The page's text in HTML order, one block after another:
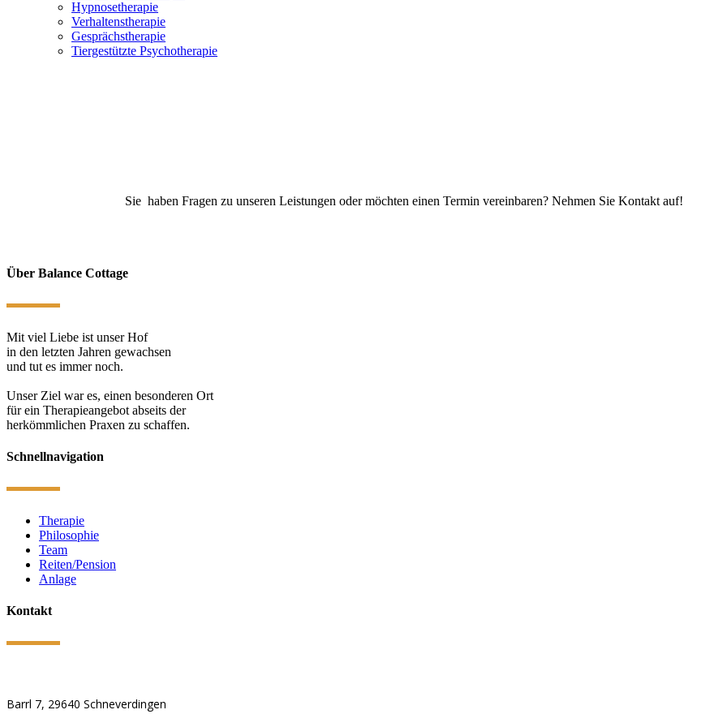
Hypnosetherapie
Verhaltenstherapie
Gesprächstherapie
Tiergestützte Psychotherapie
Sie haben Fragen zu unseren Leistungen oder möchten einen Termin vereinbaren? Nehmen Sie Kontakt auf!
Über Balance Cottage
Mit viel Liebe ist unser Hof
in den letzten Jahren gewachsen
und tut es immer noch.
Unser Ziel war es, einen besonderen Ort
für ein Therapieangebot abseits der
herkömmlichen Praxen zu schaffen.
Schnellnavigation
Therapie
Philosophie
Team
Reiten/Pension
Anlage
Kontakt
Barrl 7, 29640 Schneverdingen